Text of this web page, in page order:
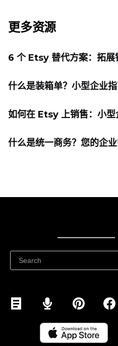
更多资源
6 个 Etsy 替代方案：拓展
什么是装箱单？小型企业
如何在 Etsy 上销售：小型
什么是统一商务？您的企业